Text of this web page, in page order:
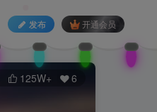
发布 开通会员
125W+ 6